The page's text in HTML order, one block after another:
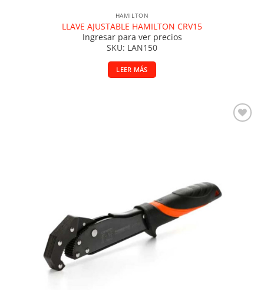
HAMILTON
LLAVE AJUSTABLE HAMILTON CRV15
Ingresar para ver precios
SKU: LAN150
LEER MÁS